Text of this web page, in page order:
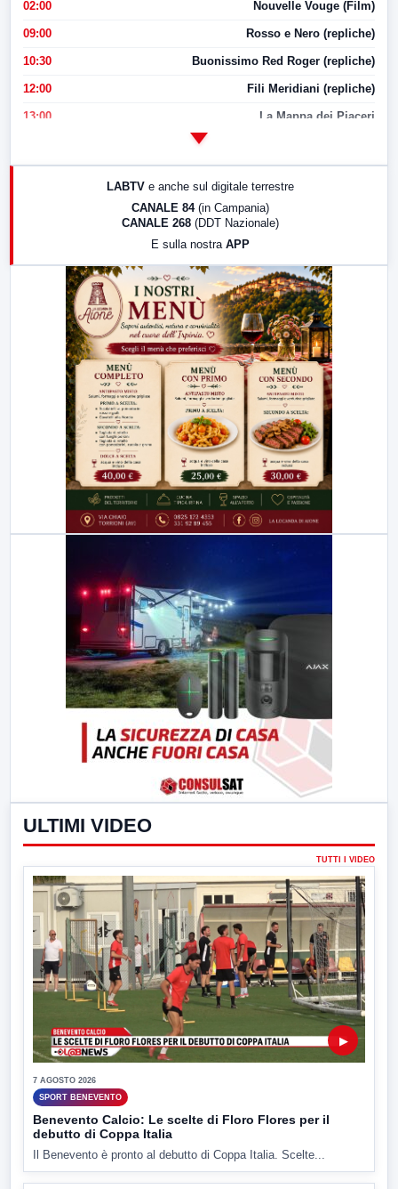
02:00 Nouvelle Vouge (Film)
09:00 Rosso e Nero (repliche)
10:30 Buonissimo Red Roger (repliche)
12:00 Fili Meridiani (repliche)
13:00 La Mappa dei Piaceri
17:00 LabNews (replica)
LabNews (replica)
LABTV e anche sul digitale terrestre
CANALE 84 (in Campania)
CANALE 268 (DDT Nazionale)
E sulla nostra APP
ULTIMI VIDEO
TUTTI I VIDEO
▶
7 AGOSTO 2026
SPORT BENEVENTO
Benevento Calcio: Le scelte di Floro Flores per il
debutto di Coppa Italia
Il Benevento è pronto al debutto di Coppa Italia. Scelte...